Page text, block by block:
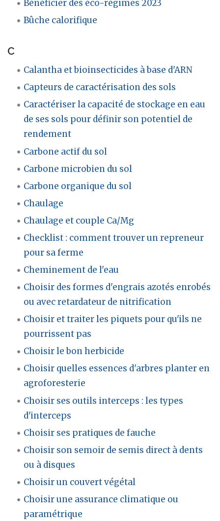
Bénéficier des éco-régimes 2023
Bûche calorifique
C
Calantha et bioinsecticides à base d'ARN
Capteurs de caractérisation des sols
Caractériser la capacité de stockage en eau
de ses sols pour définir son potentiel de
rendement
Carbone actif du sol
Carbone microbien du sol
Carbone organique du sol
Chaulage
Chaulage et couple Ca/Mg
Checklist : comment trouver un repreneur
pour sa ferme
Cheminement de l'eau
Choisir des formes d'engrais azotés enrobés
ou avec retardateur de nitrification
Choisir et traiter les piquets pour qu'ils ne
pourrissent pas
Choisir le bon herbicide
Choisir quelles essences d'arbres planter en
agroforesterie
Choisir ses outils interceps : les types
d'interceps
Choisir ses pratiques de fauche
Choisir son semoir de semis direct à dents
ou à disques
Choisir un couvert végétal
Choisir une assurance climatique ou
paramétrique